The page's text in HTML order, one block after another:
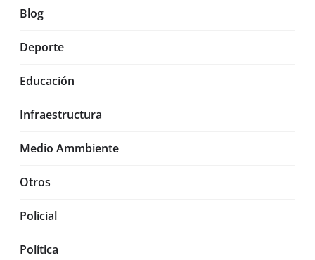
Blog
Deporte
Educación
Infraestructura
Medio Ammbiente
Otros
Policial
Política